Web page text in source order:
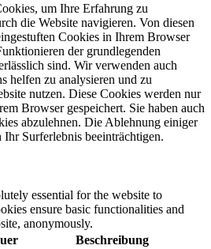
um Ihre Erfahrung zu
die Website navigieren. Von diesen
Cookies in Ihrem Browser
der grundlegenden
sind. Wir verwenden auch
helfen zu analysieren und zu
nutzen. Diese Cookies werden nur
Browser gespeichert. Sie haben auch
abzulehnen. Die Ablehnung einiger
Surferlebnis beeinträchtigen.
essential for the website to
ensure basic functionalities and
anonymously.
Beschreibung